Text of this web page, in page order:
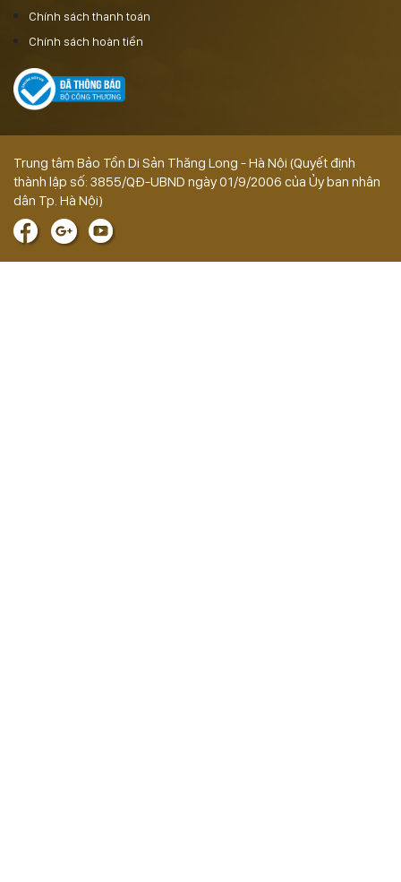
Chính sách thanh toán
Chính sách hoàn tiền
Trung tâm Bảo Tồn Di Sản Thăng Long - Hà Nội (Quyết định
thành lập số: 3855/QĐ-UBND ngày 01/9/2006 của Ủy ban nhân
dân Tp. Hà Nội)